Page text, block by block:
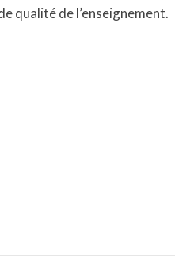
qualité de l’enseignement.